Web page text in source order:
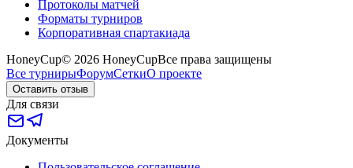
Протоколы матчей
Форматы турниров
Корпоративная спартакиада
HoneyCup© 2026 HoneyCupВсе права защищены
Все турнирыФорумСеткиО проекте
Оставить отзыв
Для связи
Документы